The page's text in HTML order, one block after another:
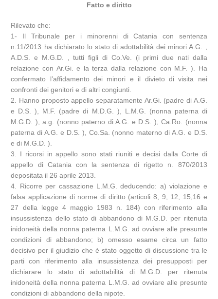
Fatto e diritto
Rilevato che:
1- Il Tribunale per i minorenni di Catania con sentenza
n.11/2013 ha dichiarato lo stato di adottabilità dei minori A.G. ,
A.D.S. e M.G.D. , tutti figli di Co.Ve. (i primi due nati dalla
relazione con Ar.Gi. e la terza dalla relazione con M.F. ). Ha
confermato l’affidamento dei minori e il divieto di visita nei
confronti dei genitori e di altri congiunti.
2. Hanno proposto appello separatamente Ar.Gi. (padre di A.G.
e D.S. ), M.F. (padre di M.D.G. ), L.M.G. (nonna paterna di
M.G.D. ), a.g. (nonno paterno di A.G. e D.S. ), Ca.Ro. (nonna
paterna di A.G. e D.S. ), Co.Sa. (nonno materno di A.G. e D.S.
e di M.G.D. ).
3. I ricorsi in appello sono stati riuniti e decisi dalla Corte di
appello di Catania con la sentenza di rigetto n. 870/2013
depositata il 26 aprile 2013.
4. Ricorre per cassazione L.M.G. deducendo: a) violazione e
falsa applicazione di norme di diritto (articoli 8, 9, 12, 15,16 e
27 della legge 4 maggio 1983 n. 184) con riferimento alla
insussistenza dello stato di abbandono di M.G.D. per ritenuta
inidoneità della nonna paterna L.M.G. ad ovviare alle presunte
condizioni di abbandono; b) omesso esame circa un fatto
decisivo per il giudizio che è stato oggetto di discussione tra le
parti con riferimento alla insussistenza dei presupposti per
dichiarare lo stato di adottabilità di M.G.D. per ritenuta
inidoneità della nonna paterna L.M.G. ad ovviare alle presunte
condizioni di abbandono della nipote.